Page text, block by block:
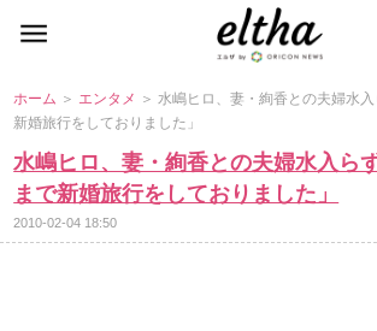
ホーム ＞ エンタメ ＞ 水嶋ヒロ、妻・絢香との夫婦水
新婚旅行をしておりました」
水嶋ヒロ、妻・絢香との夫婦水入ら
まで新婚旅行をしておりました」
2010-02-04 18:50